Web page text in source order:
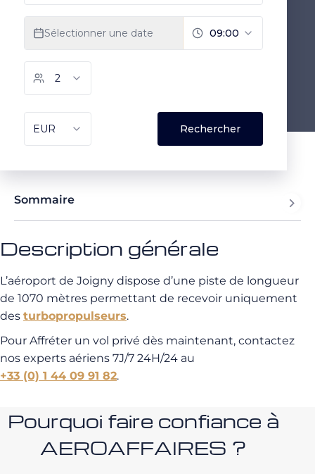
Sommaire
Description générale
L’aéroport de Joigny dispose d’une piste de longueur
de 1070 mètres permettant de recevoir uniquement
des turbopropulseurs.
Pour Affréter un vol privé dès maintenant, contactez
nos experts aériens 7J/7 24H/24 au
+33 (0) 1 44 09 91 82.
Pourquoi faire confiance à
AEROAFFAIRES ?